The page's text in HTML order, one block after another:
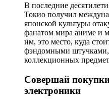
В последние
Токио получил
японской культуры
фанатом мира аниме и
им, это место, куда
фэндомными штучками,
коллекционных
Совершай
электроники